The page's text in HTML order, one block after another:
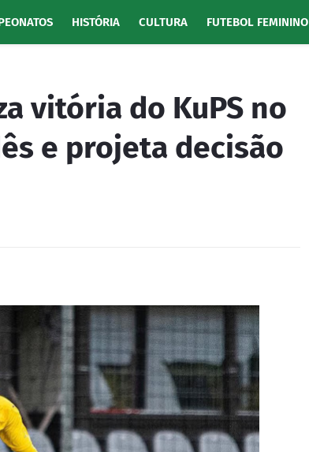
HISTÓRIA CULTURA FUTEBOL FEMININO
vitória do KuPS no
e projeta decisão